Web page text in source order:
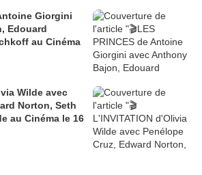
Giorgini
Edouard
au Cinéma
Wilde avec
Norton, Seth
au Cinéma le 16